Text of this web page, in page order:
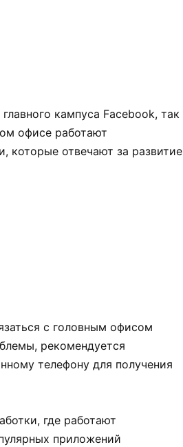
кампуса Facebook, так
офисе работают
которые отвечают за развитие
с головным офисом
рекомендуется
телефону для получения
где работают
приложений